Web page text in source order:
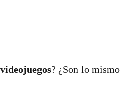
videojuegos? ¿Son lo